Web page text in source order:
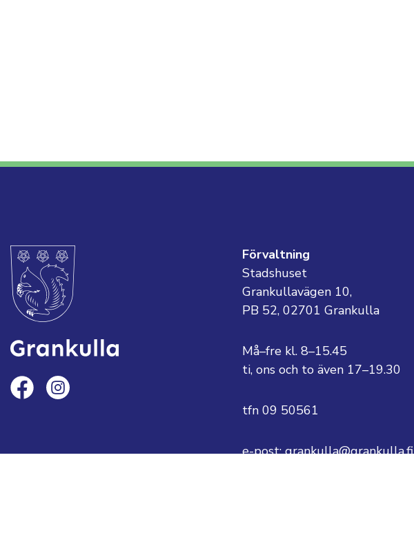
Förvaltning
Stadshuset
Grankullavägen 10,
PB 52, 02701 Grankulla
Må–fre kl. 8–15.45
ti, ons och to även 17–19.30
tfn 09 50561
e-post: grankulla@grankulla.fi